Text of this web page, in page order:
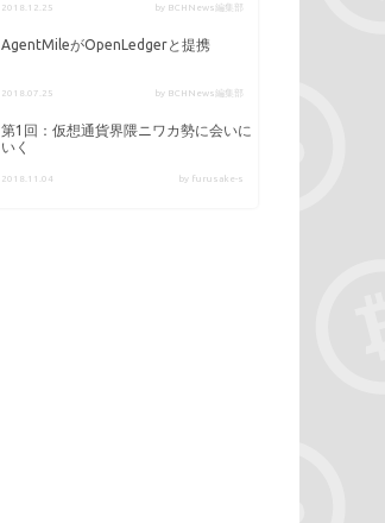
2018.12.25 by BCHNews編集部
AgentMileがOpenLedgerと提携
2018.07.25 by BCHNews編集部
第1回：仮想通貨界隈ニワカ勢に会いに
いく
2018.11.04 by furusake-s